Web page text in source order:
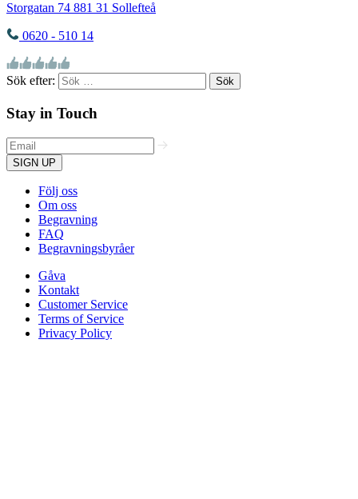
Storgatan 74 881 31 Sollefteå
0620 - 510 14
Sök efter:
Stay in Touch
SIGN UP
Följ oss
Om oss
Begravning
FAQ
Begravningsbyråer
Gåva
Kontakt
Customer Service
Terms of Service
Privacy Policy